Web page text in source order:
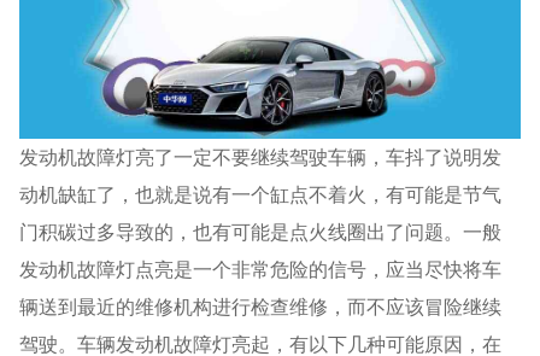
发动机故障灯亮了一定不要继续驾驶车辆，车抖了说明发
动机缺缸了，也就是说有一个缸点不着火，有可能是节气
门积碳过多导致的，也有可能是点火线圈出了问题。一般
发动机故障灯点亮是一个非常危险的信号，应当尽快将车
辆送到最近的维修机构进行检查维修，而不应该冒险继续
驾驶。车辆发动机故障灯亮起，有以下几种可能原因，在